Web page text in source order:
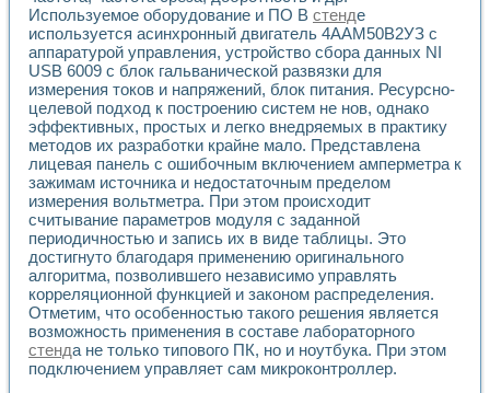
Усовершенствованные алгоритмы частотного анализа
Об опыте работы учебного центра «Технологии
Технологии NI в магистерской программе «Прикладная
Система диагностики двигателей постоянного тока
Автоматизированный стенд формирования
Лабораторный практикум по курсу ИИС на базе
Партнеры
Академические и отраслевые институты
Учебные заведения
Бизнес
Контакты
Используемое оборудование и ПО В стенде
используется асинхронный двигатель 4ААМ50В2УЗ с
аппаратурой управления, устройство сбора данных NI
USB 6009 с блок гальванической развязки для
измерения токов и напряжений, блок питания. Ресурсно-
целевой подход к построению систем не нов, однако
эффективных, простых и легко внедряемых в практику
методов их разработки крайне мало. Представлена
лицевая панель с ошибочным включением амперметра к
зажимам источника и недостаточным пределом
измерения вольтметра. При этом происходит
считывание параметров модуля с заданной
периодичностью и запись их в виде таблицы. Это
достигнуто благодаря применению оригинального
алгоритма, позволившего независимо управлять
корреляционной функцией и законом распределения.
Отметим, что особенностью такого решения является
возможность применения в составе лабораторного
стенда не только типового ПК, но и ноутбука. При этом
подключением управляет сам микроконтроллер.